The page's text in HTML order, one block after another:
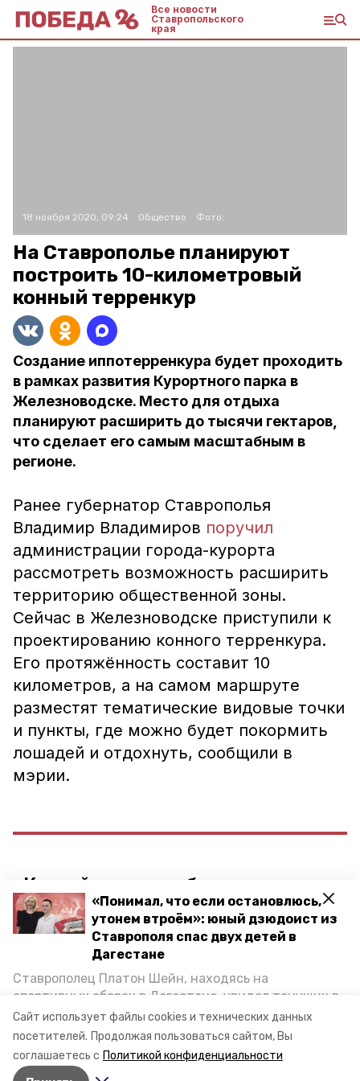
Сайт использует файлы cookies и технических данных
посетителей. Продолжая пользоваться сайтом, Вы
соглашаетесь с Политикой конфиденциальности
«Понимал, что если остановлюсь,
утонем втроём»: юный дзюдоист из
Ставрополя спас двух детей в
Дагестане
Ставрополец Платон Шейн, находясь на
спортивных сборах в Дегестане, увидел тонущих в
Каспийском море детей и бросился на помощь. По
возвращении домой, отважного мальчика
пригласили в министерство образования края и
наградили. Корреспондент «Победы26» пообщался
Все новости
Ставропольского
края
18 ноября 2020, 09:24 Общество Фото:
На Ставрополье планируют
построить 10-километровый
конный терренкур
Создание иппотерренкура будет проходить
в рамках развития Курортного парка в
Железноводске. Место для отдыха
планируют расширить до тысячи гектаров,
что сделает его самым масштабным в
регионе.
Ранее губернатор Ставрополья
Владимир Владимиров поручил
администрации города-курорта
рассмотреть возможность расширить
территорию общественной зоны.
Сейчас в Железноводске приступили к
проектированию конного терренкура.
Его протяжённость составит 10
километров, а на самом маршруте
разместят тематические видовые точки
и пункты, где можно будет покормить
лошадей и отдохнуть, сообщили в
мэрии.
«Конный маршрут будет начинаться
от нашего Курортного озера,
проходить через Селитряные скалы и
пещеру «Вечной мерзлоты». В
среднем конная прогулка будет
администрации.